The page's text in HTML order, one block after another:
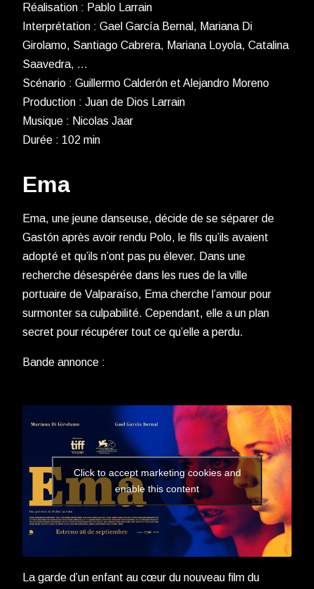
Réalisation : Pablo Larrain
Interprétation : Gael García Bernal, Mariana Di
Girolamo, Santiago Cabrera, Mariana Loyola, Catalina
Saavedra, …
Scénario : Guillermo Calderón et Alejandro Moreno
Production : Juan de Dios Larrain
Musique : Nicolas Jaar
Durée : 102 min
Ema
Ema, une jeune danseuse, décide de se séparer de
Gastón après avoir rendu Polo, le fils qu’ils avaient
adopté et qu’ils n’ont pas pu élever. Dans une
recherche désespérée dans les rues de la ville
portuaire de Valparaíso, Ema cherche l’amour pour
surmonter sa culpabilité. Cependant, elle a un plan
secret pour récupérer tout ce qu’elle a perdu.
Bande annonce :
Click to accept marketing cookies and
enable this content
La garde d’un enfant au cœur du nouveau film du